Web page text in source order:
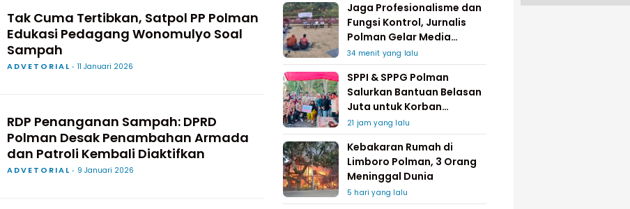
Tak Cuma Tertibkan, Satpol PP Polman
Edukasi Pedagang Wonomulyo Soal
Sampah
ADVETORIAL 11 Januari 2026
RDP Penanganan Sampah: DPRD
Polman Desak Penambahan Armada
dan Patroli Kembali Diaktifkan
ADVETORIAL 9 Januari 2026
Jaga Profesionalisme dan
Fungsi Kontrol, Jurnalis
Polman Gelar Media
Gathering
34 menit yang lalu
SPPI & SPPG Polman
Salurkan Bantuan Belasan
Juta untuk Korban
Kebakaran di Limboro
21 jam yang lalu
Kebakaran Rumah di
Limboro Polman, 3 Orang
Meninggal Dunia
5 hari yang lalu